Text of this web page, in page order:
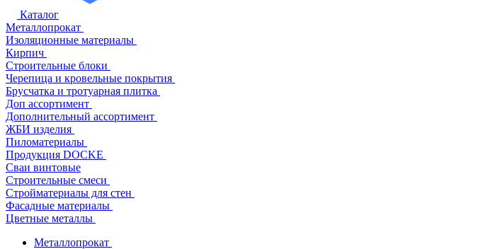
Каталог
Металлопрокат
Изоляционные материалы
Кирпич
Строительные блоки
Черепица и кровельные покрытия
Брусчатка и тротуарная плитка
Доп ассортимент
Дополнительный ассортимент
ЖБИ изделия
Пиломатериалы
Продукция DOCKE
Сваи винтовые
Строительные смеси
Стройматериалы для стен
Фасадные материалы
Цветные металлы
Металлопрокат